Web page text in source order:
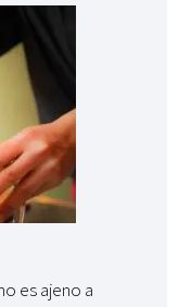
es ajeno a